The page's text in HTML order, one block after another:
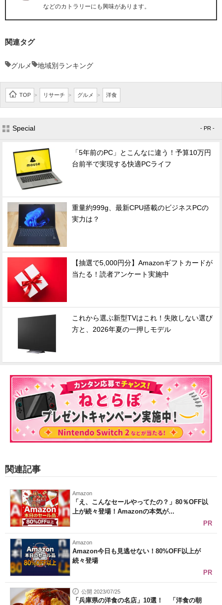
などのカトラリーにも興味があります。
関連タグ
グルメ 地域別ランキング
TOP > リサーチ > グルメ > 洋食
Special - PR -
「5年前のPC」とこんなに違う！予算10万円
台前半で実現する快適PCライフ
重量約999g、最新CPU搭載のビジネスPCの
実力は？
【抽選で5,000円分】Amazonギフトカードが
当たる！読者アンケート実施中
これから選ぶ新型TVはこれ！失敗しない選び
方と、2026年夏の一押しモデル
関連記事
Amazon
「え、こんなセールやってたの？」80％OFF以
上が続々登場！Amazonの本気が...
PR
Amazon
Amazon今日も見逃せない！80%OFF以上が
続々登場
PR
公開 2023/07/25
「兵庫県の洋食の名店」10選！ 「洋食の朝